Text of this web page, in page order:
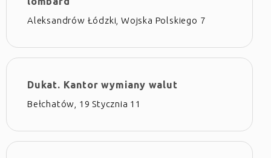
Aleksandrów Łódzki, Wojska Polskiego 7
Dukat. Kantor wymiany walut
Bełchatów, 19 Stycznia 11